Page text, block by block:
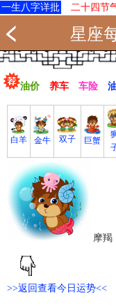
一生八字详批 二十四节
星座
油价 养车 车险
白羊 金牛 双子 巨蟹
摩羯
>>返回查看今日运势<<